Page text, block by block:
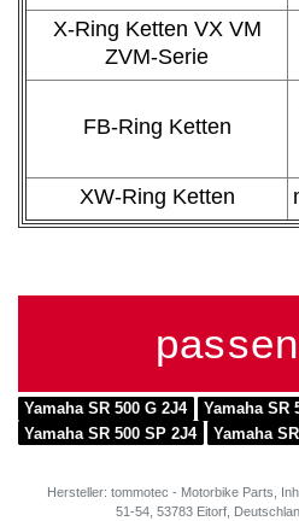
X-Ring Ketten VX VM
ZVM-Serie
FB-Ring Ketten
XW-Ring Ketten
Yamaha SR 500 G 2J4
Yamaha SR
Yamaha SR 500 SP 2J4
Yamaha
Hersteller: tommotec - Motorbike Parts,
51-54, 53783 Eitorf,